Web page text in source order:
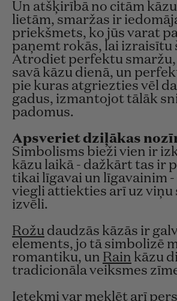
Un atšķirībā no citām
lietām, smaržas ir
priekšmets, ko jūs varat
paņemt rokās, lai izraisītu
Atrodiet perfektu
savā kāzu dienā, un
pie kuras atgriezties vēl
gadus, izmantojot tālāk
padomus.
Apsveriet dziļākas
Simbolisms bieži vien ir
kāzu laikā - dažkārt tas ir
tikai līgavai un līgavainim -
viegli attiekties arī uz viņu
izvēli.
Rožu daudzās kāzās ir
elements, jo tā simbolizē
romantiku, un Rain kāzu
tradicionāla veiksmes
Ietekmi var meklēt arī